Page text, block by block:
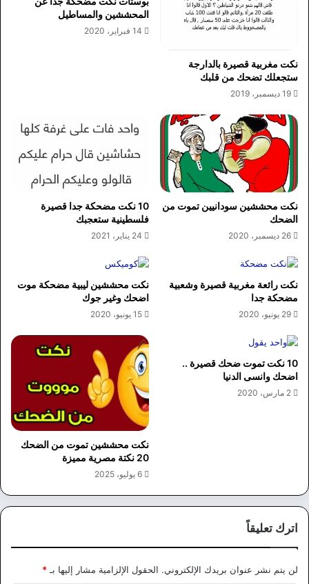
نكت مغربية قصيرة بالدارجة
ستجعلك تضحك من قلبك
19 ديسمبر، 2019
المحششين والمساطيل
14 فبراير، 2020
نكت محششين سودانيين تموت من
الضحك
26 ديسمبر، 2020
10 نكت مضحكة جدا قصيرة
فلسطينية ستعجبك
24 يناير، 2021
نكت رائعة مغربية قصيرة وشعبية
مضحكة جدا
29 يونيو، 2020
نكت محششين ليبية مضحكة موت
اضحك وغير جوك
15 يونيو، 2020
10 نكت تموت ضحك قصيرة ..
اضحك وانسى الدنيا
2 مارس، 2020
نكت محششين تموت من الضحك
20 نكتة مصرية مميزة
6 يوليو، 2025
اترك تعليقاً
لن يتم نشر عنوان بريدك الإلكتروني. الحقول الإلزامية مشار إليها بـ *